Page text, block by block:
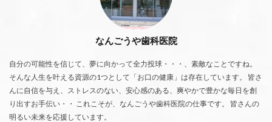
なんごうや歯科医院
自分の可能性を信じて、夢に向かって全力投球・・・、素敵なことですね。
そんな人生を叶える資源の1つとして「お口の健康」は存在しています。 皆さ
んに自信を与え、ストレスのない、安心感のある、爽やかで豊かな毎日を創
り出すお手伝い・・ これこそが、なんごうや歯科医院の仕事です。 皆さんの
明るい未来を応援しています。